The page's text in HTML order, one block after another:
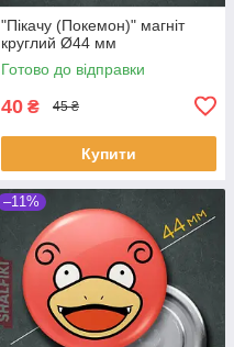
"Пікачу (Покемон)" магніт
круглий Ø44 мм
Готово до відправки
40 ₴ 45 ₴
Купити
–11%